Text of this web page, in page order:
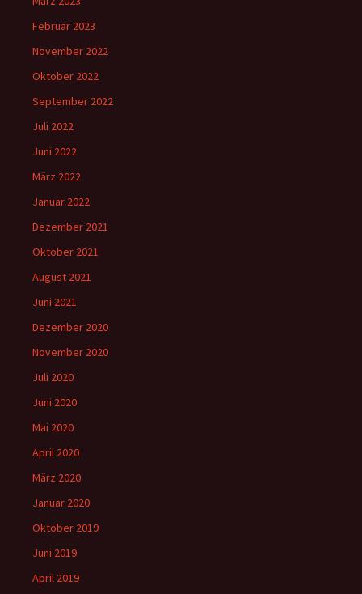
Februar 2023
November 2022
Oktober 2022
September 2022
Juli 2022
Juni 2022
März 2022
Januar 2022
Dezember 2021
Oktober 2021
August 2021
Juni 2021
Dezember 2020
November 2020
Juli 2020
Juni 2020
Mai 2020
April 2020
März 2020
Januar 2020
Oktober 2019
Juni 2019
April 2019